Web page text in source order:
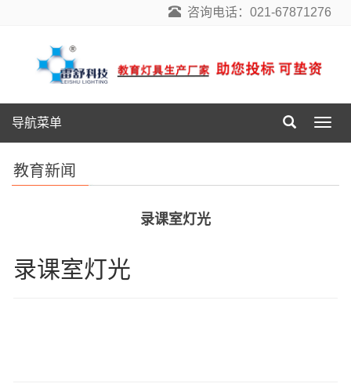
咨询电话：021-67871276
导
航
导航菜单
教育新闻
录课室灯光
录课室灯光